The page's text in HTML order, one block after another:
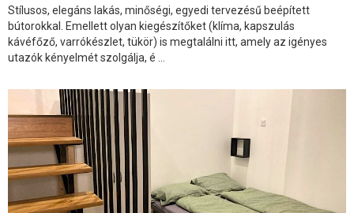
Stílusos, elegáns lakás, minőségi, egyedi tervezésű beépített
bútorokkal. Emellett olyan kiegészítőket (klíma, kapszulás
kávéfőző, varrókészlet, tükör) is megtalálni itt, amely az igényes
utazók kényelmét szolgálja, é ...